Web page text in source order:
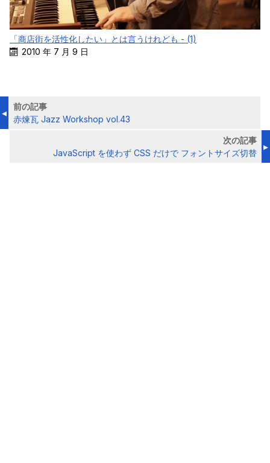
「商店街を活性化したい」とは言うけれども - (1)
2010 年 7 月 9 日
前の記事
赤煉瓦 Jazz Workshop vol.43
次の記事
JavaScript を使わず CSS だけで フォントサイズ切替